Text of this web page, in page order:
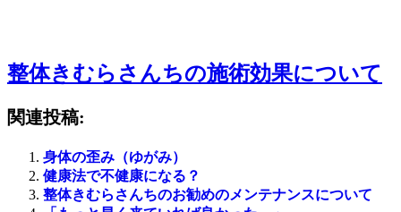
整体きむらさんちの施術効果について
関連投稿:
身体の歪み（ゆがみ）
健康法で不健康になる？
整体きむらさんちのお勧めのメンテナンスについて